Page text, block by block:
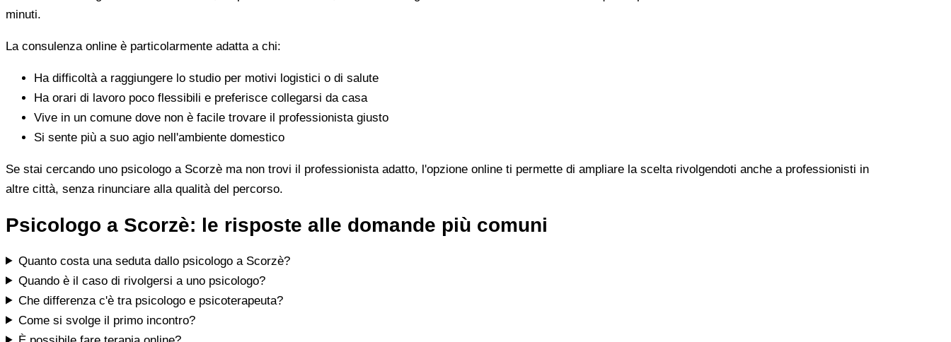
minuti.
La consulenza online è particolarmente adatta a chi:
Ha difficoltà a raggiungere lo studio per motivi logistici o di salute
Ha orari di lavoro poco flessibili e preferisce collegarsi da casa
Vive in un comune dove non è facile trovare il professionista giusto
Si sente più a suo agio nell'ambiente domestico
Se stai cercando uno psicologo a Scorzè ma non trovi il professionista adatto, l'opzione online ti permette di ampliare la scelta rivolgendoti anche a professionisti in
altre città, senza rinunciare alla qualità del percorso.
Psicologo a Scorzè: le risposte alle domande più comuni
Quanto costa una seduta dallo psicologo a Scorzè?
Quando è il caso di rivolgersi a uno psicologo?
Che differenza c'è tra psicologo e psicoterapeuta?
Come si svolge il primo incontro?